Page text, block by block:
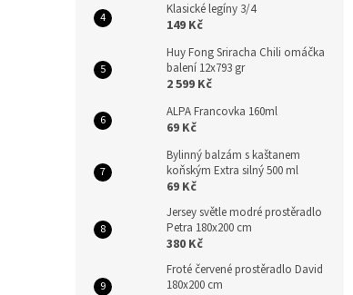
Klasické legíny 3/4
149 Kč
Huy Fong Sriracha Chili omáčka
balení 12x793 gr
2 599 Kč
ALPA Francovka 160ml
69 Kč
Bylinný balzám s kaštanem
koňským Extra silný 500 ml
69 Kč
Jersey světle modré prostěradlo
Petra 180x200 cm
380 Kč
Froté červené prostěradlo David
180x200 cm